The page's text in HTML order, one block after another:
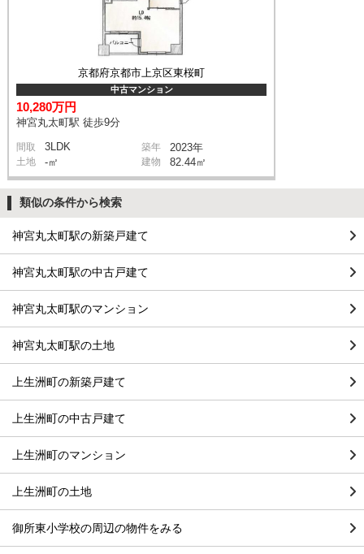
京都府京都市上京区東桜町
中古マンション
10,280万円
神宮丸太町駅 徒歩9分
間取 3LDK 築年 2023年
土地 -㎡ 建物 82.44㎡
類似の条件から検索
神宮丸太町駅の新築戸建て
神宮丸太町駅の中古戸建て
神宮丸太町駅のマンション
神宮丸太町駅の土地
上生洲町の新築戸建て
上生洲町の中古戸建て
上生洲町のマンション
上生洲町の土地
御所東小学校の周辺の物件をみる